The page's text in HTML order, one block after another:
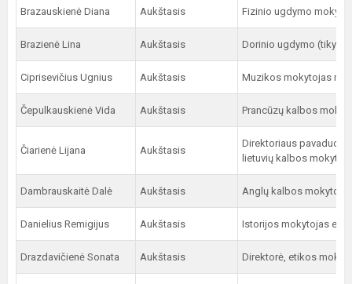
Brazauskienė Diana Aukštasis Fizinio ugdymo
Brazienė Lina Aukštasis Dorinio ugdymo
Ciprisevičius Ugnius Aukštasis Muzikos mokytojas
Čepulkauskienė Vida Aukštasis Prancūzų kalbos
Čiarienė Lijana Aukštasis
Direktoriaus
lietuvių kalbos
Dambrauskaitė Dalė Aukštasis Anglų kalbos mokytoja
Danielius Remigijus Aukštasis Istorijos mokytojas
Drazdavičienė Sonata Aukštasis Direktorė, etikos